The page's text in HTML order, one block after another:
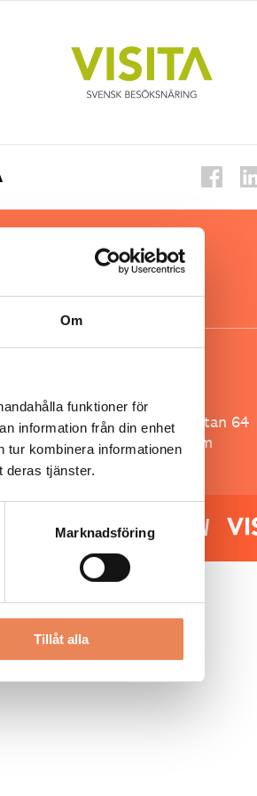
Om
funktioner för
information från din enhet
tur kombinera informationen
deras tjänster.
Marknadsföring
Tillåt alla
inom
ägare
Besöksliv
Spoon, Brännkyrkagatan 64
118 23 Stockholm